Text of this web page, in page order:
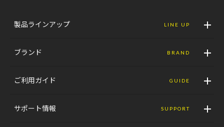
製品ラインアップ LINE UP
ブランド BRAND
ご利用ガイド GUIDE
サポート情報 SUPPORT